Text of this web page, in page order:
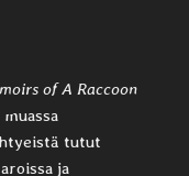
of A Raccoon
tutut
ja